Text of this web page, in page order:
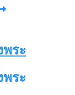
ะหยัด
ลา
ระ